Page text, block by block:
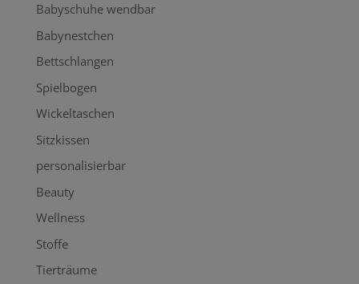
Babyschuhe wendbar
Babynestchen
Bettschlangen
Spielbogen
Wickeltaschen
Sitzkissen
personalisierbar
Beauty
Wellness
Stoffe
Tierträume